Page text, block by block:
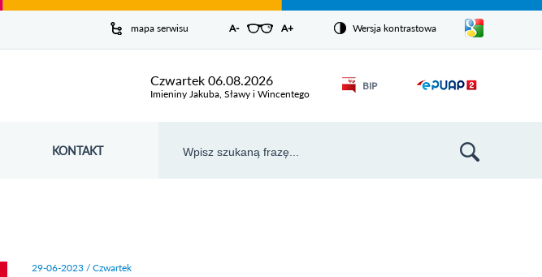
mapa serwisu A-pomniejsz czcionkę
Zresetuj czcionkę
A+ powiększ czcionkęWersja kontrastowa
Pokaż/ukryj
listę
języków
Czwartek 06.08.2026
Imieniny Jakuba, Sławy i Wincentego
BIPOdnośnik
KONTAKT
29-06-2023 / Czwartek